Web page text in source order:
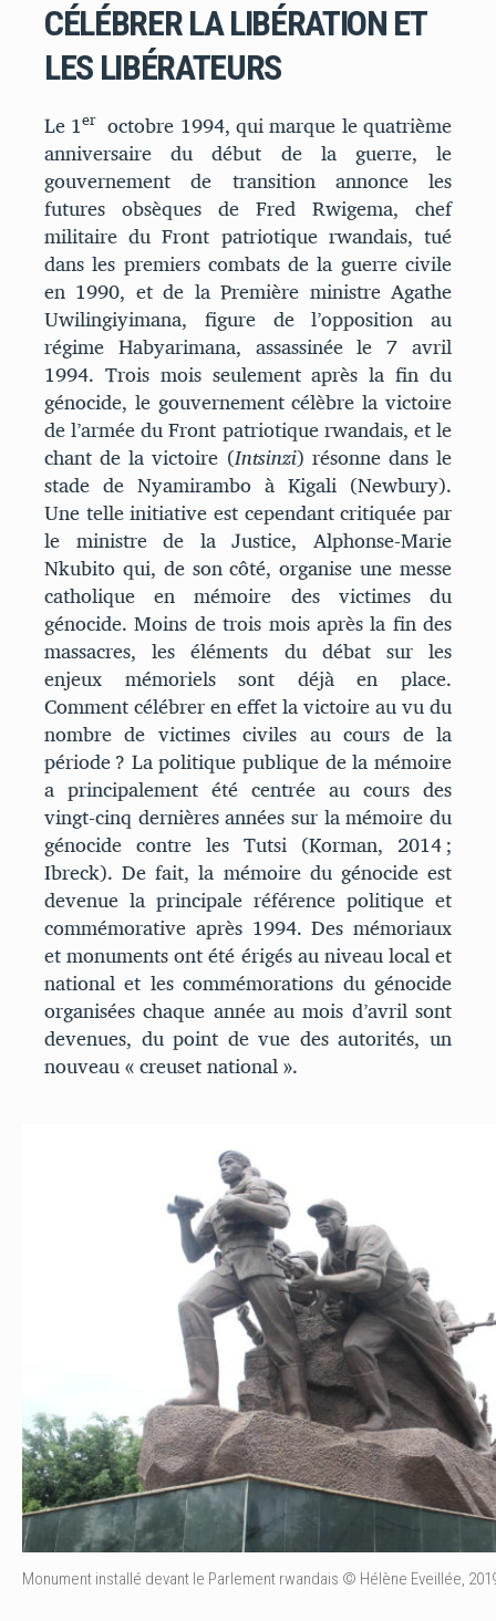
CÉLÉBRER LA LIBÉRATION ET
LES LIBÉRATEURS
Le 1eroctobre 1994, qui marque le quatrième
anniversaire du début de la guerre, le
gouvernement de transition annonce les
futures obsèques de Fred Rwigema, chef
militaire du Front patriotique rwandais, tué
dans les premiers combats de la guerre civile
en 1990, et de la Première ministre Agathe
Uwilingiyimana, figure de l’opposition au
régime Habyarimana, assassinée le 7 avril
1994. Trois mois seulement après la fin du
génocide, le gouvernement célèbre la victoire
de l’armée du Front patriotique rwandais, et le
chant de la victoire (Intsinzi) résonne dans le
stade de Nyamirambo à Kigali (Newbury).
Une telle initiative est cependant critiquée par
le ministre de la Justice, Alphonse-Marie
Nkubito qui, de son côté, organise une messe
catholique en mémoire des victimes du
génocide. Moins de trois mois après la fin des
massacres, les éléments du débat sur les
enjeux mémoriels sont déjà en place.
Comment célébrer en effet la victoire au vu du
nombre de victimes civiles au cours de la
période ? La politique publique de la mémoire
a principalement été centrée au cours des
vingt-cinq dernières années sur la mémoire du
génocide contre les Tutsi (Korman, 2014 ;
Ibreck). De fait, la mémoire du génocide est
devenue la principale référence politique et
commémorative après 1994. Des mémoriaux
et monuments ont été érigés au niveau local et
national et les commémorations du génocide
organisées chaque année au mois d’avril sont
devenues, du point de vue des autorités, un
nouveau « creuset national ».
Monument installé devant le Parlement rwandais © Hélène Eveillée,